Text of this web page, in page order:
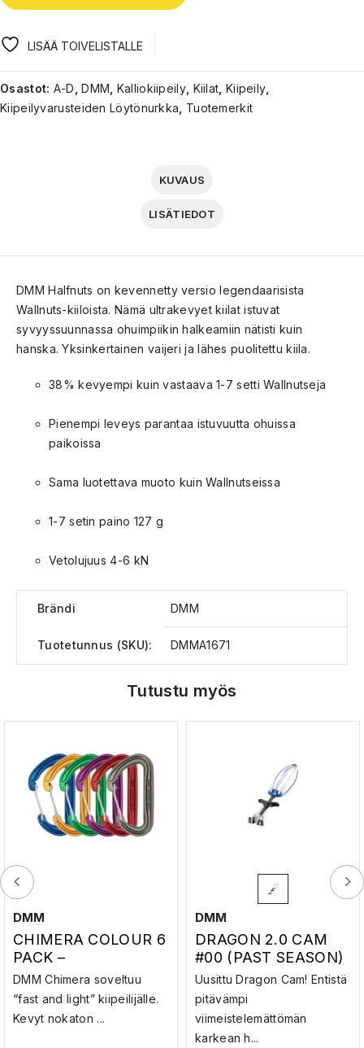
LISÄÄ TOIVELISTALLE
Osastot: A-D, DMM, Kalliokiipeily, Kiilat, Kiipeily,
Kiipeilyvarusteiden Löytönurkka, Tuotemerkit
KUVAUS
LISÄTIEDOT
DMM Halfnuts on kevennetty versio legendaarisista
Wallnuts-kiiloista. Nämä ultrakevyet kiilat istuvat
syvyyssuunnassa ohuimpiikin halkeamiin nätisti kuin
hanska. Yksinkertainen vaijeri ja lähes puolitettu kiila.
38% kevyempi kuin vastaava 1-7 setti Wallnutseja
Pienempi leveys parantaa istuvuutta ohuissa
paikoissa
Sama luotettava muoto kuin Wallnutseissa
1-7 setin paino 127 g
Vetolujuus 4-6 kN
Brändi DMM
Tuotetunnus (SKU): DMMA1671
Tutustu myös
DMM
CHIMERA COLOUR 6
PACK –
SULKURENGASSETTI
DMM Chimera soveltuu
“fast and light” kiipeilijälle.
Kevyt nokaton ...
DMM
DRAGON 2.0 CAM
#00 (PAST SEASON)
– KALLIOVARMISTUS
Uusittu Dragon Cam! Entistä
pitävämpi
viimeistelemättömän
karkean h...